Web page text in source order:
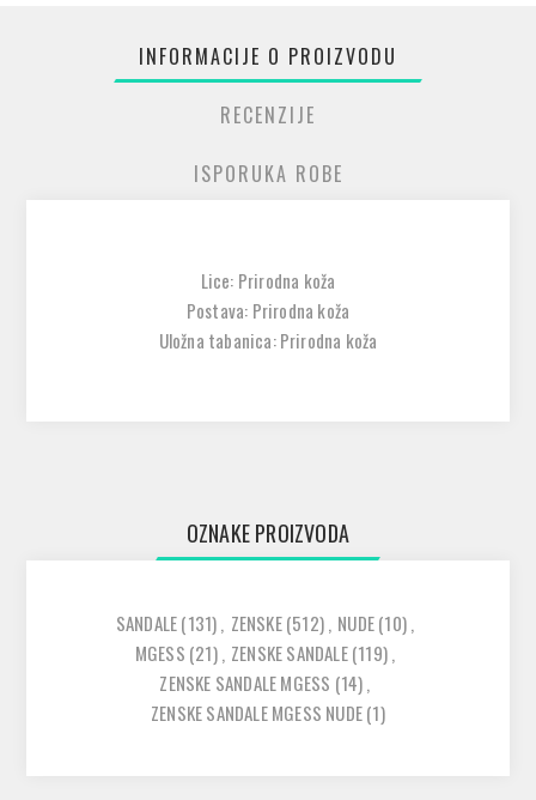
INFORMACIJE O PROIZVODU
RECENZIJE
ISPORUKA ROBE
Lice: Prirodna koža
Postava: Prirodna koža
Uložna tabanica: Prirodna koža
OZNAKE PROIZVODA
SANDALE(131), ZENSKE(512), NUDE(10),
MGESS (21), ZENSKE SANDALE(119),
ZENSKE SANDALE MGESS (14),
ZENSKE SANDALE MGESS NUDE(1)